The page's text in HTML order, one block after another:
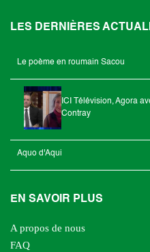
LES DERNIÈRES
Le poème en roumain Sacou
ICI Télévision, Agora
Contray
Aquo d'Aqui
EN SAVOIR PLUS
A propos de nous
FAQ